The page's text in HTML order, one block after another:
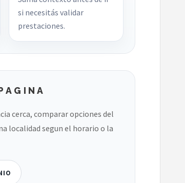
si necesitás validar
prestaciones.
cerca, comparar opciones del
localidad segun el horario o la